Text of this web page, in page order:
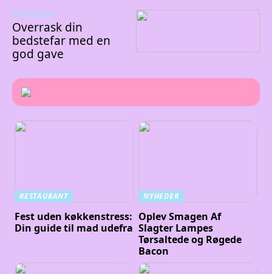
NYHEDER
Overrask din
bedstefar med en
god gave
RESTAURANT
Fest uden køkkenstress:
Din guide til mad udefra
NYHEDER
Oplev Smagen Af
Slagter Lampes
Tørsaltede og Røgede
Bacon